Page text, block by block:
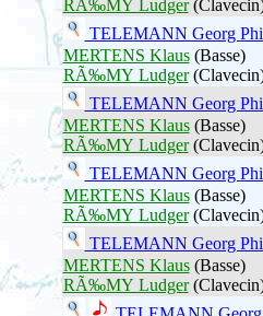
RÃ‰MY Ludger
TELEMANN Georg
MERTENS Klaus(Basse)
RÃ‰MY Ludger
TELEMANN Georg
MERTENS Klaus(Basse)
RÃ‰MY Ludger
TELEMANN Georg
MERTENS Klaus(Basse)
RÃ‰MY Ludger
TELEMANN Georg
MERTENS Klaus(Basse)
RÃ‰MY Ludger